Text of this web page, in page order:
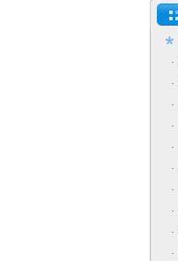
·
·
·
·
·
·
·
·
·
·